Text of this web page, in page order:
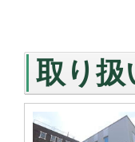
取り扱